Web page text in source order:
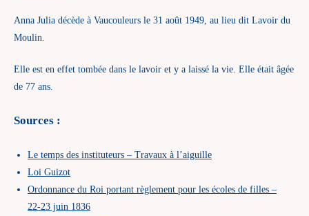
Anna Julia décède à Vaucouleurs le 31 août 1949, au lieu dit Lavoir du
Moulin.
Elle est en effet tombée dans le lavoir et y a laissé la vie. Elle était âgée
de 77 ans.
Sources :
Le temps des instituteurs – Travaux à l’aiguille
Loi Guizot
Ordonnance du Roi portant règlement pour les écoles de filles –
22-23 juin 1836